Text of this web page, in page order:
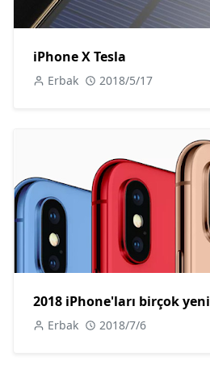
iPhone X Tesla
Erbak 2018/5/17
2018 iPhone'ları birçok
Erbak 2018/7/6